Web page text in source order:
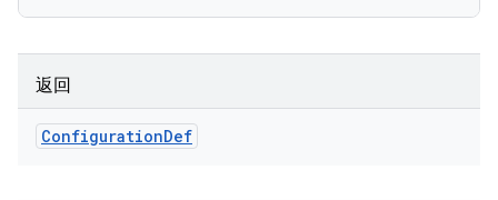
返回
ConfigurationDef